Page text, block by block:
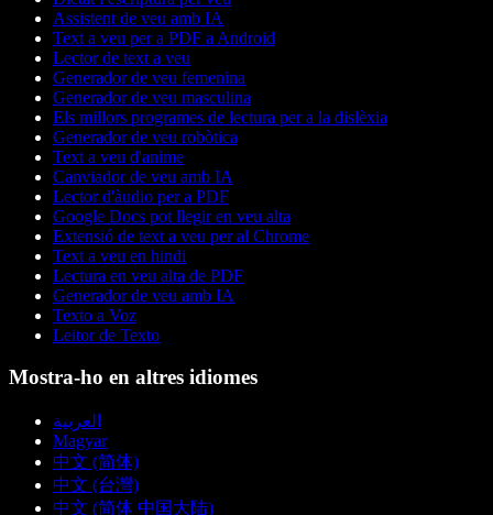
Assistent de veu amb IA
Text a veu per a PDF a Android
Lector de text a veu
Generador de veu femenina
Generador de veu masculina
Els millors programes de lectura per a la dislèxia
Generador de veu robòtica
Text a veu d'anime
Canviador de veu amb IA
Lector d'àudio per a PDF
Google Docs pot llegir en veu alta
Extensió de text a veu per al Chrome
Text a veu en hindi
Lectura en veu alta de PDF
Generador de veu amb IA
Texto a Voz
Leitor de Texto
Mostra-ho en altres idiomes
العربية
Magyar
中文 (简体)
中文 (台灣)
中文 (简体 中国大陆)